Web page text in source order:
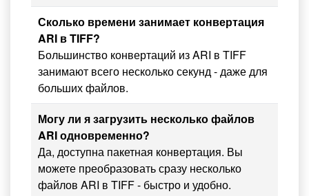
Сколько времени занимает конвертация
ARI в TIFF?
Большинство конвертаций из ARI в TIFF
занимают всего несколько секунд - даже для
больших файлов.
Могу ли я загрузить несколько файлов
ARI одновременно?
Да, доступна пакетная конвертация. Вы
можете преобразовать сразу несколько
файлов ARI в TIFF - быстро и удобно.